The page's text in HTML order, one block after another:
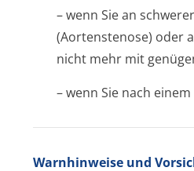
– wenn Sie an
(Aortenstenose) oder
nicht mehr mit
– wenn Sie nach
Warnhinweise und